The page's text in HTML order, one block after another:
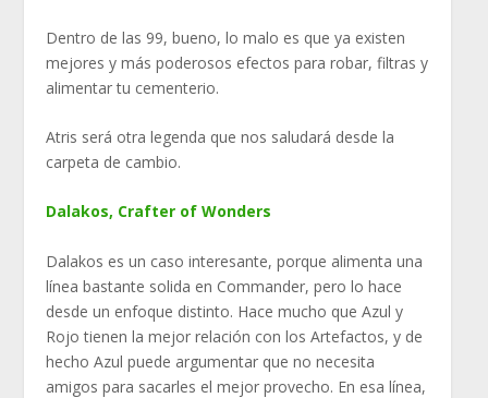
Dentro de las 99, bueno, lo malo es que ya existen
mejores y más poderosos efectos para robar, filtras y
alimentar tu cementerio.
Atris será otra legenda que nos saludará desde la
carpeta de cambio.
Dalakos, Crafter of Wonders
Dalakos es un caso interesante, porque alimenta una
línea bastante solida en Commander, pero lo hace
desde un enfoque distinto. Hace mucho que Azul y
Rojo tienen la mejor relación con los Artefactos, y de
hecho Azul puede argumentar que no necesita
amigos para sacarles el mejor provecho. En esa línea,